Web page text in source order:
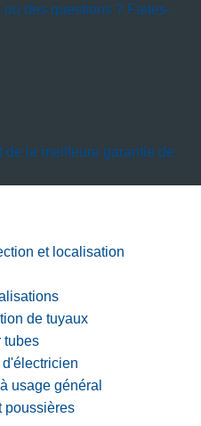
des questions ? Faites-
de la meilleure garantie de
et localisation
de tuyaux
tubes
usage général
poussières